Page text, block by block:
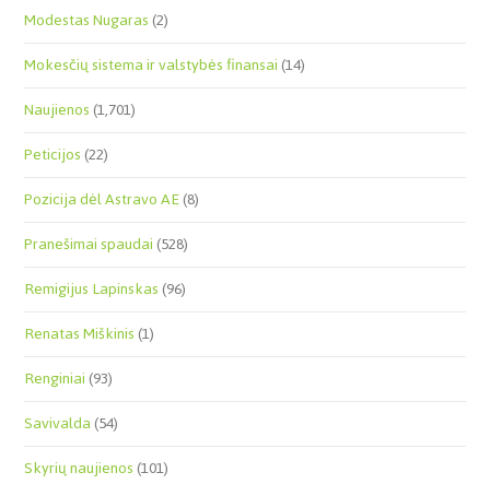
Modestas Nugaras(2)
Mokesčių sistema ir valstybės finansai(14)
Naujienos(1,701)
Peticijos(22)
Pozicija dėl Astravo AE(8)
Pranešimai spaudai(528)
Remigijus Lapinskas(96)
Renatas Miškinis(1)
Renginiai(93)
Savivalda(54)
Skyrių naujienos(101)